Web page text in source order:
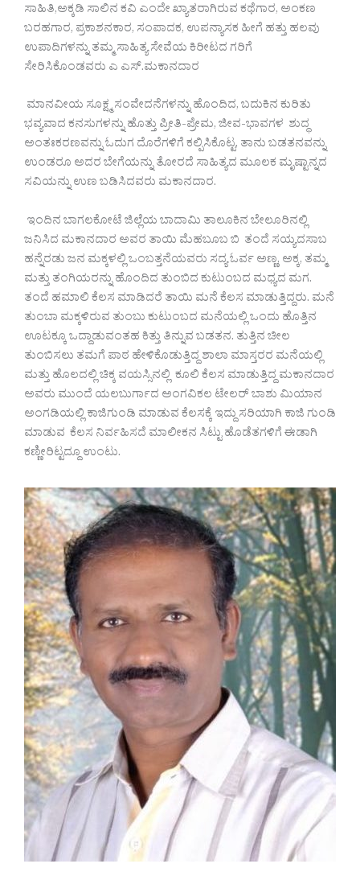
ಸಾಹಿತಿ,ಅಕ್ಕಡಿ ಸಾಲಿನ ಕವಿ ಎಂದೇ ಖ್ಯಾತರಾಗಿರುವ ಕಥೆಗಾರ, ಅಂಕಣ
ಬರಹಗಾರ, ಪ್ರಕಾಶನಕಾರ, ಸಂಪಾದಕ, ಉಪನ್ಯಾಸಕ ಹೀಗೆ ಹತ್ತು ಹಲವು
ಉಪಾದಿಗಳನ್ನು ತಮ್ಮ ಸಾಹಿತ್ಯ ಸೇವೆಯ ಕಿರೀಟದ ಗರಿಗೆ
ಸೇರಿಸಿಕೊಂಡವರು ಎ ಎಸ್.ಮಕಾನದಾರ
ಮಾನವೀಯ ಸೂಕ್ಷ್ಮ ಸಂವೇದನೆಗಳನ್ನು ಹೊಂದಿದ, ಬದುಕಿನ ಕುರಿತು
ಭವ್ಯವಾದ ಕನಸುಗಳನ್ನು ಹೊತ್ತು ಪ್ರೀತಿ-ಪ್ರೇಮ, ಜೀವ-ಭಾವಗಳ ಶುದ್ಧ
ಅಂತಃಕರಣವನ್ನು ಓದುಗ ದೊರೆಗಳಿಗೆ ಕಲ್ಪಿಸಿಕೊಟ್ಟ, ತಾನು ಬಡತನವನ್ನು
ಉಂಡರೂ ಅದರ ಬೇಗೆಯನ್ನು ತೋರದೆ ಸಾಹಿತ್ಯದ ಮೂಲಕ ಮೃಷ್ಟಾನ್ನದ
ಸವಿಯನ್ನು ಉಣ ಬಡಿಸಿದವರು ಮಕಾನದಾರ.
ಇಂದಿನ ಬಾಗಲಕೋಟೆ ಜಿಲ್ಲೆಯ ಬಾದಾಮಿ ತಾಲೂಕಿನ ಬೇಲೂರಿನಲ್ಲಿ
ಜನಿಸಿದ ಮಕಾನದಾರ ಅವರ ತಾಯಿ ಮೆಹಬೂಬ ಬಿ ತಂದೆ ಸಯ್ಯದಸಾಬ
ಹನ್ನೆರಡು ಜನ ಮಕ್ಕಳಲ್ಲಿ ಒಂಬತ್ತನೆಯವರು ಸದ್ಯ ಓರ್ವ ಅಣ್ಣ, ಅಕ್ಕ, ತಮ್ಮ
ಮತ್ತು ತಂಗಿಯರನ್ನು ಹೊಂದಿದ ತುಂಬಿದ ಕುಟುಂಬದ ಮಧ್ಯದ ಮಗ.
ತಂದೆ ಹಮಾಲಿ ಕೆಲಸ ಮಾಡಿದರೆ ತಾಯಿ ಮನೆ ಕೆಲಸ ಮಾಡುತ್ತಿದ್ದರು. ಮನೆ
ತುಂಬಾ ಮಕ್ಕಳಿರುವ ತುಂಬು ಕುಟುಂಬದ ಮನೆಯಲ್ಲಿ ಒಂದು ಹೊತ್ತಿನ
ಊಟಕ್ಕೂ ಒದ್ದಾಡುವಂತಹ ಕಿತ್ತು ತಿನ್ನುವ ಬಡತನ. ತುತ್ತಿನ ಚೀಲ
ತುಂಬಿಸಲು ತಮಗೆ ಪಾಠ ಹೇಳಿಕೊಡುತ್ತಿದ್ದ ಶಾಲಾ ಮಾಸ್ತರರ ಮನೆಯಲ್ಲಿ
ಮತ್ತು ಹೊಲದಲ್ಲಿ ಚಿಕ್ಕ ವಯಸ್ಸಿನಲ್ಲಿ ಕೂಲಿ ಕೆಲಸ ಮಾಡುತ್ತಿದ್ದ ಮಕಾನದಾರ
ಅವರು ಮುಂದೆ ಯಲಬುರ್ಗಾದ ಅಂಗವಿಕಲ ಟೇಲರ್ ಬಾಶು ಮಿಯಾನ
ಅಂಗಡಿಯಲ್ಲಿ ಕಾಜಿಗುಂಡಿ ಮಾಡುವ ಕೆಲಸಕ್ಕೆ ಇದ್ದು ಸರಿಯಾಗಿ ಕಾಜಿ ಗುಂಡಿ
ಮಾಡುವ ಕೆಲಸ ನಿರ್ವಹಿಸದೆ ಮಾಲೀಕನ ಸಿಟ್ಟು ಹೊಡೆತಗಳಿಗೆ ಈಡಾಗಿ
ಕಣ್ಣೀರಿಟ್ಟದ್ದೂ ಉಂಟು.